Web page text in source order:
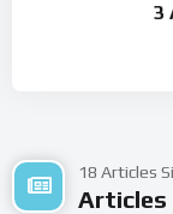
3
18 Articles
Articles